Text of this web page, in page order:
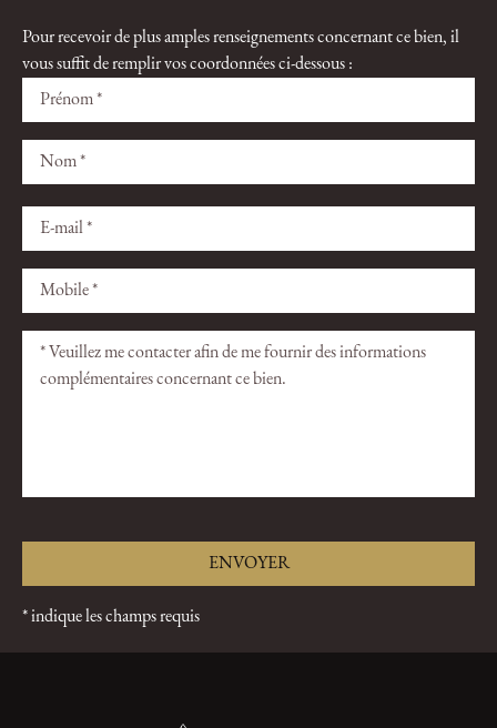
Pour recevoir de plus amples renseignements concernant ce bien, il
vous suffit de remplir vos coordonnées ci-dessous :
ce
champ
Veuillez
ce
champ
* indique les champs requis